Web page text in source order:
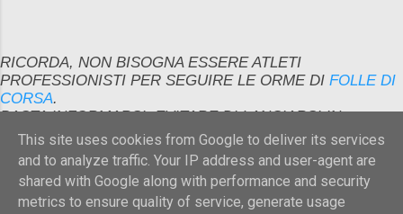
RICORDA, NON BISOGNA ESSERE ATLETI
PROFESSIONISTI PER SEGUIRE LE ORME DI FOLLE DI
CORSA.
BASTA INFORMARSI, EVITARE DI LANCIARSI IN
IMPRESE AL DI SOPRA DELLE PROPRIE CAPACITA' E
RICORDARE DI PREPARARSI ADEGUATAMENTE
ALL'EVENTO CON QUALCHE ALLENAMENTO
SPECIFICO ....
This site uses cookies from Google to deliver its services
and to analyze traffic. Your IP address and user-agent are
shared with Google along with performance and security
metrics to ensure quality of service, generate usage